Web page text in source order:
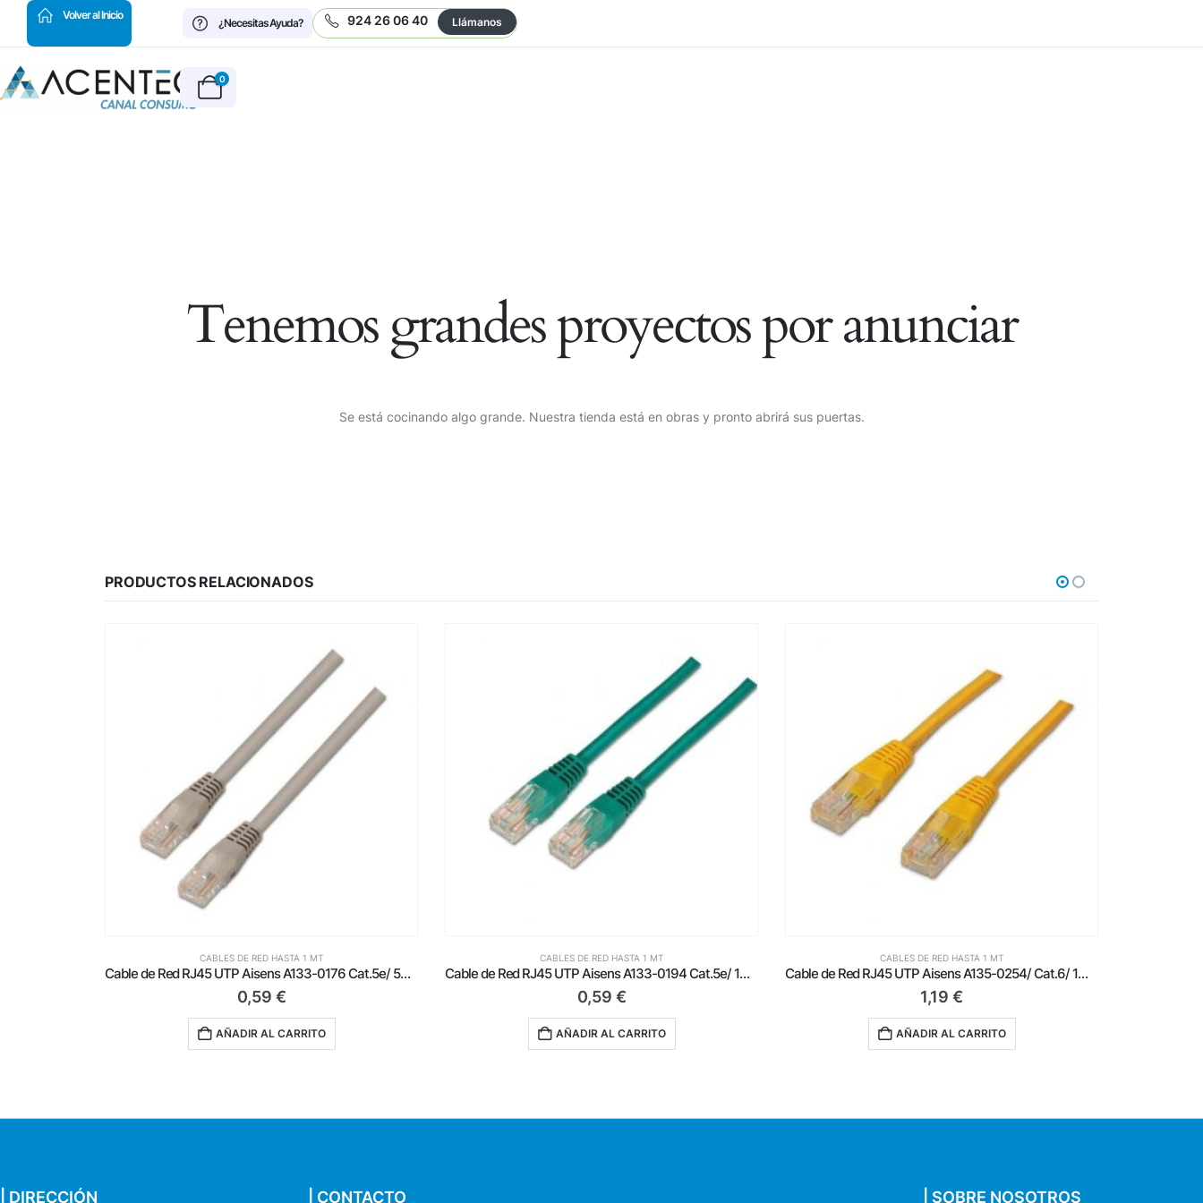
Volver al Inicio
¿Necesitas Ayuda?
924 26 06 40 Llámanos
0
Tenemos grandes proyectos por anunciar
Se está cocinando algo grande. Nuestra tienda está en obras y pronto abrirá sus puertas.
PRODUCTOS RELACIONADOS
CABLES DE RED HASTA 1 MT
Cable de Red RJ45 UTP Aisens A133-0176 Cat.5e/ 50cm/ Gris
0,59 €
AÑADIR AL CARRITO
CABLES DE RED HASTA 1 MT
Cable de Red RJ45 UTP Aisens A133-0194 Cat.5e/ 1m/ Verde
0,59 €
AÑADIR AL CARRITO
CABLES DE RED HASTA 1 MT
Cable de Red RJ45 UTP Aisens A135-0254/ Cat.6/ 1m/ Amarillo
1,19 €
AÑADIR AL CARRITO
| DIRECCIÓN | CONTACTO | SOBRE NOSOTROS